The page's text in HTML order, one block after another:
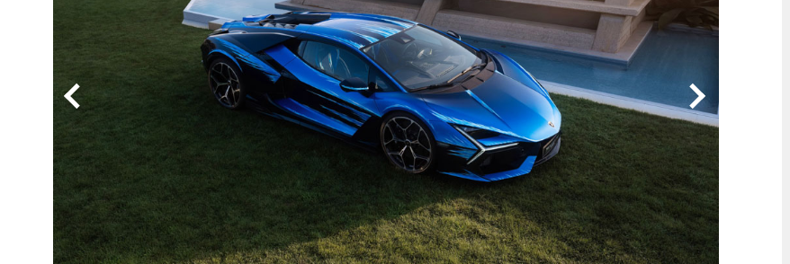
国産車 レクサス トヨタ
日産
ホンダ
スバル
マツダ
三菱
ダイハツ
スズキ
光岡
その他